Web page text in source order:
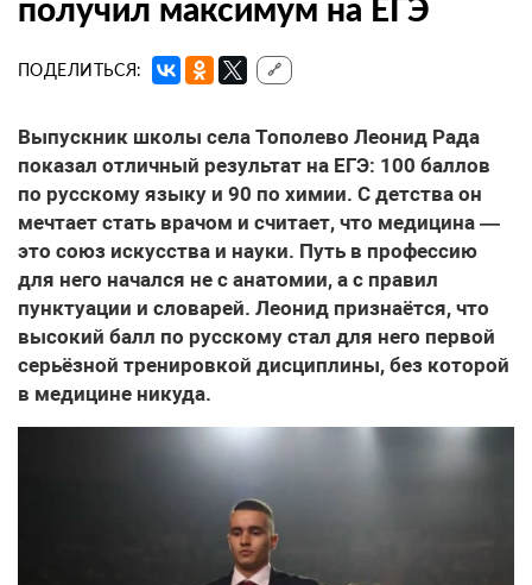
получил максимум на ЕГЭ
ПОДЕЛИТЬСЯ: 🔗
Выпускник школы села Тополево Леонид Рада
показал отличный результат на ЕГЭ: 100 баллов
по русскому языку и 90 по химии. С детства он
мечтает стать врачом и считает, что медицина —
это союз искусства и науки. Путь в профессию
для него начался не с анатомии, а с правил
пунктуации и словарей. Леонид признаётся, что
высокий балл по русскому стал для него первой
серьёзной тренировкой дисциплины, без которой
в медицине никуда.